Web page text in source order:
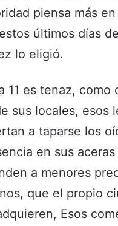
piensa más
últimos días
lo eligió.
11 es tenaz, como
sus locales, esos
a taparse los
en sus
a menores
que el propio
Esos